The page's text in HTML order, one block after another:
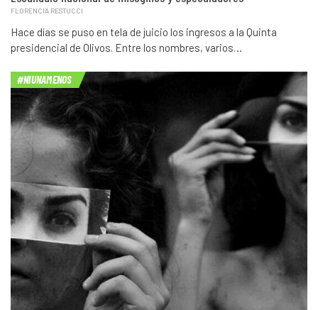
FLORENCIA RESTUCCI
Hace días se puso en tela de juicio los ingresos a la Quinta
presidencial de Olivos. Entre los nombres, varios…
#NIUNAMENOS